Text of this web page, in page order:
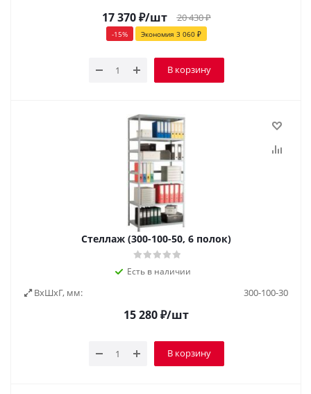
17 370₽/шт 20 430₽
-15% Экономия 3 060₽
В корзину
Стеллаж (300-100-50, 6 полок)
Есть в наличии
ВxШxГ, мм: 300-100-30
15 280₽/шт
В корзину